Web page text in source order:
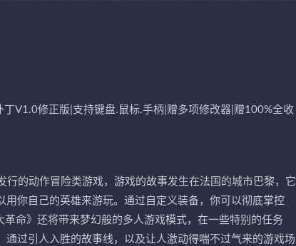
V1.0修正版|支持键盘.鼠标.手柄|赠多项修改器|赠100%全收
行的动作冒险类游戏，游戏的故事发生在法国的城市巴黎，它
你自己的英雄来游玩。通过自定义装备，你可以彻底掌控
命》还将带来梦幻般的多人游戏模式，在一些特别的任务
过引人入胜的故事线，以及让人激动得喘不过气来的游戏场